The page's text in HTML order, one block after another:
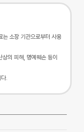
는 소장 기관으로부터 사용
의 피해, 명예훼손 등이
.